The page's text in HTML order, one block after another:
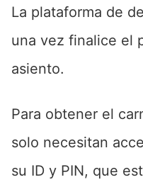
La plataforma de
una vez finalice el
asiento.
Para obtener el
solo necesitan
su ID y PIN, que